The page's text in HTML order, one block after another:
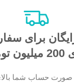
برای
تومان